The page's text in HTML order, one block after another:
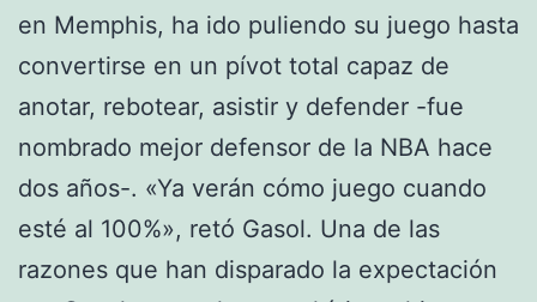
en Memphis, ha ido puliendo su juego hasta
convertirse en un pívot total capaz de
anotar, rebotear, asistir y defender -fue
nombrado mejor defensor de la NBA hace
dos años-. «Ya verán cómo juego cuando
esté al 100%», retó Gasol. Una de las
razones que han disparado la expectación